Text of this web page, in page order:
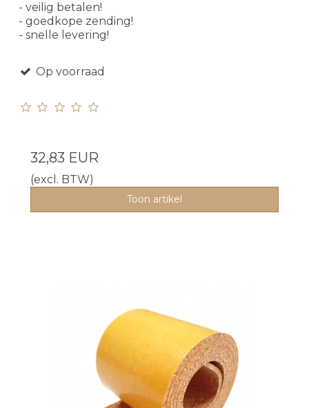
- veilig betalen!
- goedkope zending!
- snelle levering!
Op voorraad
32,83 EUR
(excl. BTW)
Toon artikel